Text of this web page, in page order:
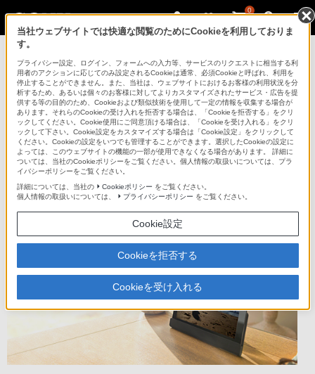
0
Xperia(TM) Tablet S
タブレットデバイス Xperia(TM) Tablet S
商品の特長 | 映画をみる・ゲームであそ
ぶ
当社ウェブサイトでは快適な閲覧のためにCookieを利用しておりま
す。
プライバシー設定、ログイン、フォームへの入力等、サービスのリクエストに相当する利
用者のアクションに応じてのみ設定されるCookieは通常、必須Cookieと呼ばれ、利用を
停止することができません。また、当社は、ウェブサイトにおけるお客様の利用状況を分
析するため、あるいは個々のお客様に対してよりカスタマイズされたサービス・広告を提
供する等の目的のため、Cookieおよび類似技術を使用して一定の情報を収集する場合が
あります。それらのCookieの受け入れを拒否する場合は、「Cookieを拒否する」をクリ
ックしてください。Cookie使用にご同意頂ける場合は、「Cookieを受け入れる」をクリ
ックして下さい。Cookie設定をカスタマイズする場合は「Cookie設定」をクリックして
ください。Cookieの設定をいつでも管理することができます。選択したCookieの設定に
よっては、このウェブサイトの機能の一部が使用できなくなる場合があります。 詳細に
ついては、当社のCookieポリシーをご覧ください。個人情報の取扱いについては、プラ
イバシーポリシーをご覧ください。
詳細については、当社の
Cookieポリシー をご覧ください。
個人情報の取扱いについては、
プライバシーポリシー をご覧ください。
Cookie設定
Cookieを拒否する
Cookieを受け入れる